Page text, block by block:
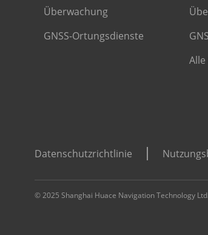
Überwachung
GNSS-Ortungsdienste
Datenschutzrichtlinie
© 2025 Shanghai Huace Navigation Technology